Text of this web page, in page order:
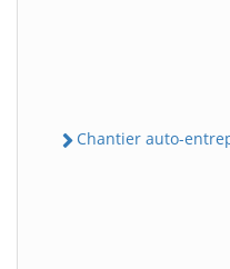
Chantier auto-